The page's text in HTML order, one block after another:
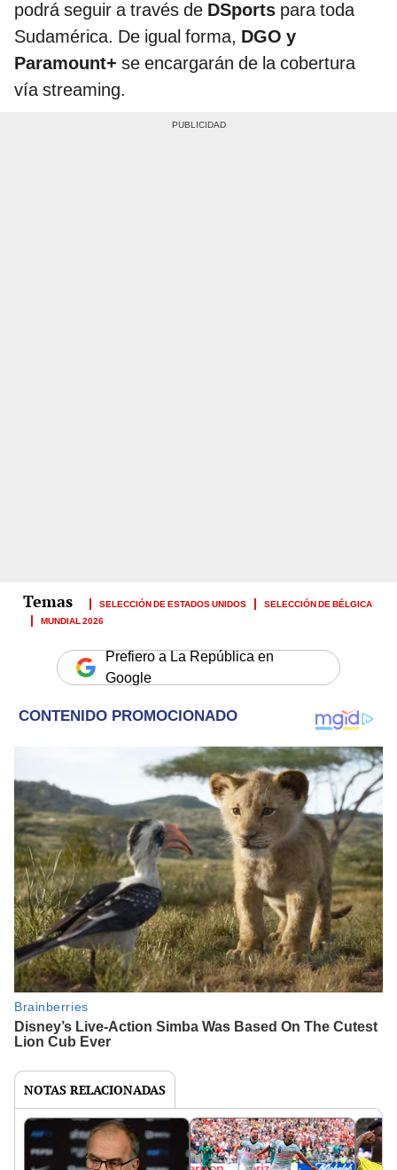
podrá seguir a través de DSports para toda
Sudamérica. De igual forma, DGO y
Paramount+ se encargarán de la cobertura
vía streaming.
SELECCIÓN DE ESTADOS UNIDOS
SELECCIÓN DE BÉLGICA
MUNDIAL 2026
Prefiero a La República en
Google
NOTAS RELACIONADAS